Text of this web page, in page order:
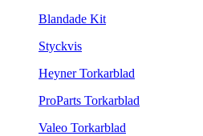
Blandade Kit
Styckvis
Heyner Torkarblad
ProParts Torkarblad
Valeo Torkarblad